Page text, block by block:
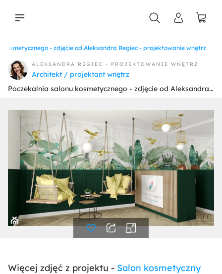
kosmetycznego - zdjęcie od Aleksandra Regiec - projektowanie wnętrz
ALEKSANDRA REGIEC - PROJEKTOWANIE WNĘTRZ
Architekt / projektant wnętrz
Poczekalnia salonu kosmetycznego - zdjęcie od Aleksandra Regiec - projektowanie wnętrz
Więcej zdjęć z projektu - Salon kosmetyczny